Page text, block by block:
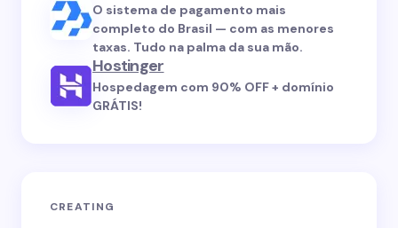
O sistema de pagamento mais
completo do Brasil — com as menores
taxas. Tudo na palma da sua mão.
Hostinger
Hospedagem com 90% OFF + domínio
GRÁTIS!
CREATING